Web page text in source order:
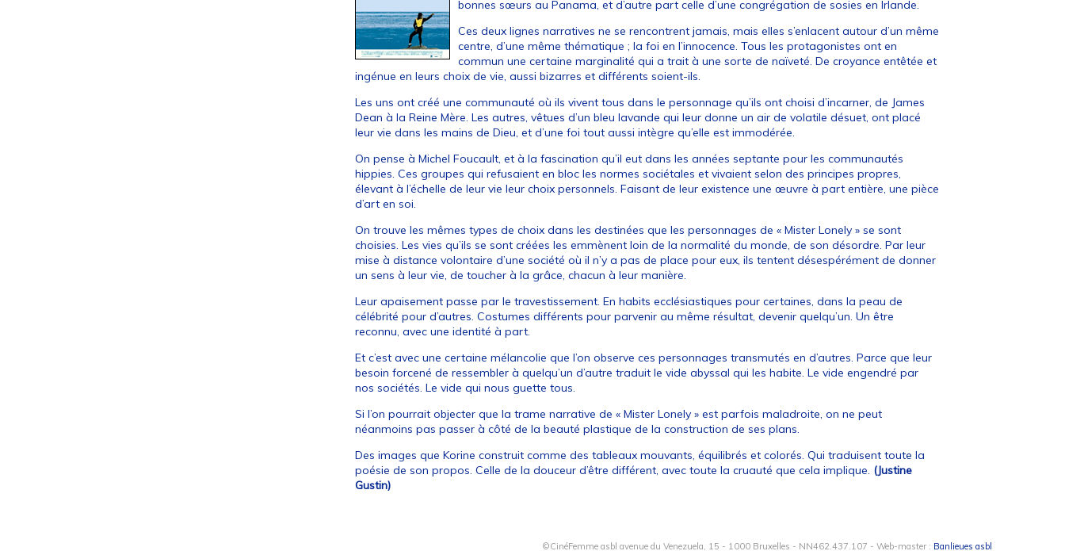
bonnes sœurs au Panama, et d’autre part celle d’une congrégation de sosies en Irlande.
Ces deux lignes narratives ne se rencontrent jamais, mais elles s’enlacent autour d’un même
centre, d’une même thématique ; la foi en l’innocence. Tous les protagonistes ont en
commun une certaine marginalité qui a trait à une sorte de naïveté. De croyance entêtée et
ingénue en leurs choix de vie, aussi bizarres et différents soient-ils.
Les uns ont créé une communauté où ils vivent tous dans le personnage qu’ils ont choisi d’incarner, de James
Dean à la Reine Mère. Les autres, vêtues d’un bleu lavande qui leur donne un air de volatile désuet, ont placé
leur vie dans les mains de Dieu, et d’une foi tout aussi intègre qu’elle est immodérée.
On pense à Michel Foucault, et à la fascination qu’il eut dans les années septante pour les communautés
hippies. Ces groupes qui refusaient en bloc les normes sociétales et vivaient selon des principes propres,
élevant à l’échelle de leur vie leur choix personnels. Faisant de leur existence une œuvre à part entière, une pièce
d’art en soi.
On trouve les mêmes types de choix dans les destinées que les personnages de « Mister Lonely » se sont
choisies. Les vies qu’ils se sont créées les emmènent loin de la normalité du monde, de son désordre. Par leur
mise à distance volontaire d’une société où il n’y a pas de place pour eux, ils tentent désespérément de donner
un sens à leur vie, de toucher à la grâce, chacun à leur manière.
Leur apaisement passe par le travestissement. En habits ecclésiastiques pour certaines, dans la peau de
célébrité pour d’autres. Costumes différents pour parvenir au même résultat, devenir quelqu’un. Un être
reconnu, avec une identité à part.
Et c’est avec une certaine mélancolie que l’on observe ces personnages transmutés en d’autres. Parce que leur
besoin forcené de ressembler à quelqu’un d’autre traduit le vide abyssal qui les habite. Le vide engendré par
nos sociétés. Le vide qui nous guette tous.
Si l’on pourrait objecter que la trame narrative de « Mister Lonely » est parfois maladroite, on ne peut
néanmoins pas passer à côté de la beauté plastique de la construction de ses plans.
Des images que Korine construit comme des tableaux mouvants, équilibrés et colorés. Qui traduisent toute la
poésie de son propos. Celle de la douceur d’être différent, avec toute la cruauté que cela implique. (Justine
Gustin)
©CinéFemme asbl avenue du Venezuela, 15 - 1000 Bruxelles - NN462.437.107 - Web-master : Banlieues asbl